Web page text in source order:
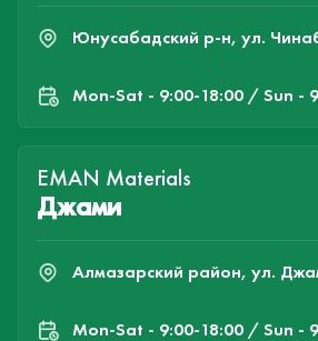
Юнусабадский р-н, ул.
Mon-Sat - 9:00-18:00 / Sun -
EMAN Materials
Джами
Алмазарский район, ул.
Mon-Sat - 9:00-18:00 / Sun -